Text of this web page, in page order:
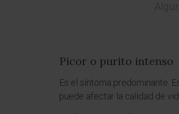
Picor o purito intenso
Es el síntoma predominante.
puede afectar la calidad de